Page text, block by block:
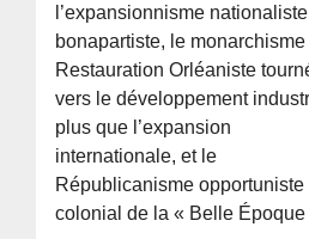
l’expansionnisme nationaliste
bonapartiste, le monarchisme
Restauration Orléaniste
vers le développement
plus que l’expansion
internationale, et le
Républicanisme opportuniste
colonial de la « Belle Époque